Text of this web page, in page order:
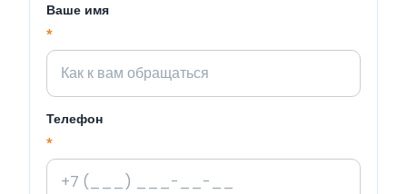
Ваше имя
*
Телефон
*